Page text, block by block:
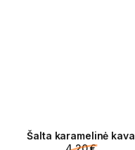
Šalta karamelinė kava